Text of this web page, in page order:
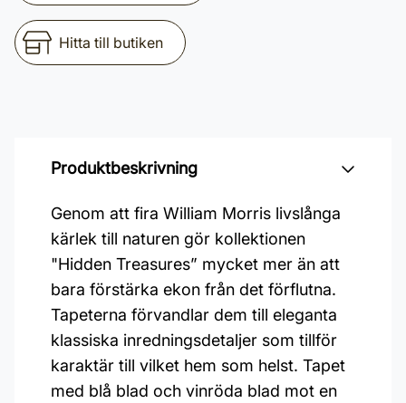
Hitta till butiken
Produktbeskrivning
Genom att fira William Morris livslånga
kärlek till naturen gör kollektionen
"Hidden Treasures” mycket mer än att
bara förstärka ekon från det förflutna.
Tapeterna förvandlar dem till eleganta
klassiska inredningsdetaljer som tillför
karaktär till vilket hem som helst. Tapet
med blå blad och vinröda blad mot en